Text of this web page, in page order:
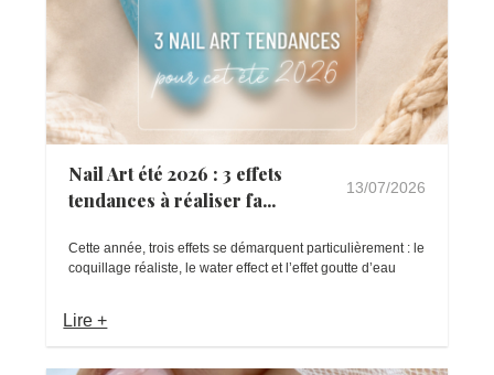
Nail Art été 2026 : 3 effets
tendances à réaliser fa...
13/07/2026
Cette année, trois effets se démarquent particulièrement : le
coquillage réaliste, le water effect et l’effet goutte d’eau
Lire +